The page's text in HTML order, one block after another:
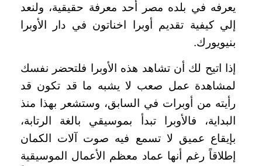
يعرفه في بلده مصر أحد معرفة حقيقية، ولنعد
إلي كيفية تقديم أوبرا اخناتون في دار الأوبرا
بنيويورك.
إذا اتيح لك أن تشاهد هذه الأوبرا فلتحضر نفسك
لمشاهدة عمل صعب لا يشبه ما قد تكون قد
رأيته من أوبرات في السابق، وستشعر بهذا منذ
البداية، فالأوبرا تبدأ بموسيقي بالغة الرتابة،
بإيقاع عميق لا تسمع فيه صوت آلات الكمان
إطلاقاً رغم أنها عماد معظم الأعمال الموسيقية